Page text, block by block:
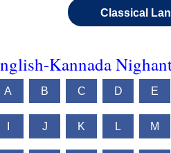
Classical
Kannada
A B C D E
J K L M